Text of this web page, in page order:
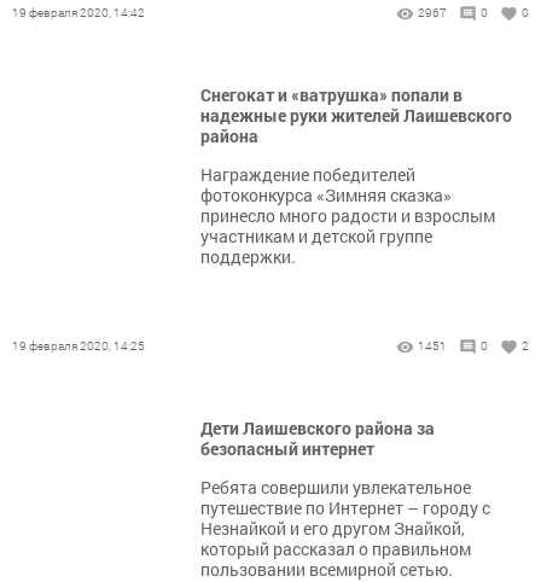
19 февраля 2020, 14:42 2967 0 0
Снегокат и «ватрушка» попали в
надежные руки жителей Лаишевского
района
Награждение победителей
фотоконкурса «Зимняя сказка»
принесло много радости и взрослым
участникам и детской группе
поддержки.
19 февраля 2020, 14:25 1451 0 2
Дети Лаишевского района за
безопасный интернет
Ребята совершили увлекательное
путешествие по Интернет – городу с
Незнайкой и его другом Знайкой,
который рассказал о правильном
пользовании всемирной сетью.